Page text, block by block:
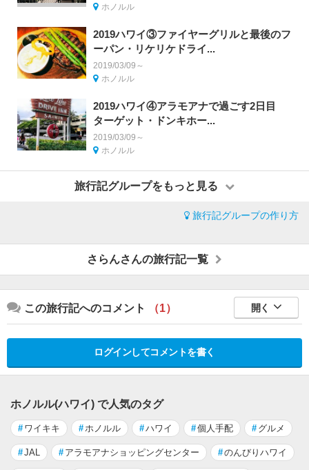
ホノルル
2019ハワイ③ファイヤーグリルと最後のフ
ーパン・リケリケドライ...
2019/03/09～
ホノルル
2019ハワイ④アラモアナで過ごす2日目
ターゲット・ドンキホー...
2019/03/09～
ホノルル
旅行記グループをもっと見る
旅行記グループの作り方
さらんさんの旅行記一覧
この旅行記へのコメント （1） 開く
ログインしてコメントを書く
ホノルル(ハワイ) で人気のタグ
# ワイキキ #ホノルル #ハワイ #個人手配 # グルメ
#JAL # アラモアナショッピングセンター #のんびりハワイ